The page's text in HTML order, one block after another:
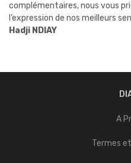
complémentaires, nous vous
l’expression de nos meilleurs
Hadji NDIAY
A
Termes